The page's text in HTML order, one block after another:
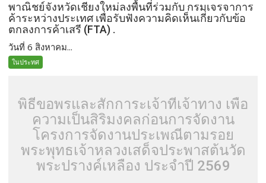
พาณิชย์จังหวัดเชียงใหม่ลงพื้นที่ร่วมกับ กรมเจรจาการ
ค้าระหว่างประเทศ เพื่อรับฟังความคิดเห็นเกี่ยวกับข้อ
ตกลงการค้าเสรี (FTA) .
วันที่ 6 สิงหาคม...
ในประทศ
พิธีขอพรและสักการะเจ้าที่เจ้าทาง เพื่อ
ความเป็นสิริมงคลก่อนการจัดงาน
โครงการจัดงานประเพณีตามรอย
พระพุทธเจ้าหลวงเสด็จประพาสต้นวัด
พระปรางค์เหลือง ประจำปี 2569